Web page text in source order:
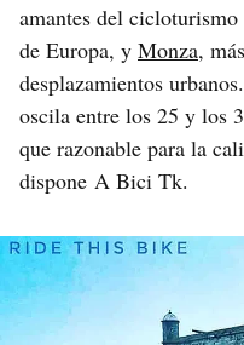
amantes del
de Europa, y Monza,
desplazamientos
oscila entre los 25 y los
que razonable para la
dispone A Bici Tk.